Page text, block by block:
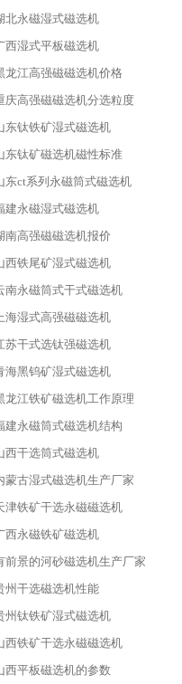
北永磁湿式磁选机
西湿式平板磁选机
龙江高强磁磁选机价格
庆高强磁磁选机分选粒度
东钛铁矿湿式磁选机
东钛矿磁选机磁性标准
东ct系列永磁筒式磁选机
建永磁湿式磁选机
南高强磁磁选机报价
西铁尾矿湿式磁选机
南永磁筒式干式磁选机
海湿式高强磁磁选机
苏干式选钛强磁选机
海黑钨矿湿式磁选机
龙江铁矿磁选机工作原理
建永磁筒式磁选机结构
西干选筒式磁选机
蒙古湿式磁选机生产厂家
津铁矿干选永磁磁选机
西永磁铁矿磁选机
前景的河砂磁选机生产厂家
州干选磁选机性能
州钛铁矿湿式磁选机
西铁矿干选永磁磁选机
西平板磁选机的参数